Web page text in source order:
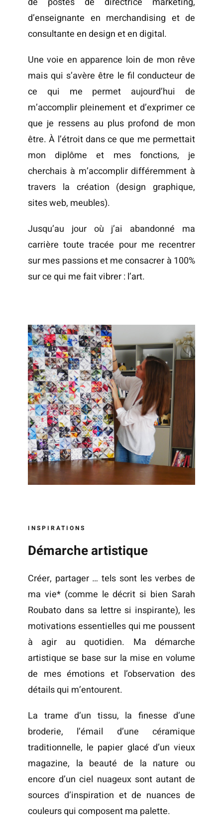
d’enseignante en merchandising et de
consultante en design et en digital.
Une voie en apparence loin de mon rêve
mais qui s’avère être le fil conducteur de
ce qui me permet aujourd’hui de
m’accomplir pleinement et d’exprimer ce
que je ressens au plus profond de mon
être. À l’étroit dans ce que me permettait
mon diplôme et mes fonctions, je
cherchais à m’accomplir différemment à
travers la création (design graphique,
sites web, meubles).
Jusqu’au jour où j’ai abandonné ma
carrière toute tracée pour me recentrer
sur mes passions et me consacrer à 100%
sur ce qui me fait vibrer : l’art.
INSPIRATIONS
Démarche artistique
Créer, partager … tels sont les verbes de
ma vie* (comme le décrit si bien Sarah
Roubato dans sa lettre si inspirante), les
motivations essentielles qui me poussent
à agir au quotidien. Ma démarche
artistique se base sur la mise en volume
de mes émotions et l’observation des
détails qui m’entourent.
La trame d’un tissu, la finesse d’une
broderie, l’émail d’une céramique
traditionnelle, le papier glacé d’un vieux
magazine, la beauté de la nature ou
encore d’un ciel nuageux sont autant de
sources d’inspiration et de nuances de
couleurs qui composent ma palette.